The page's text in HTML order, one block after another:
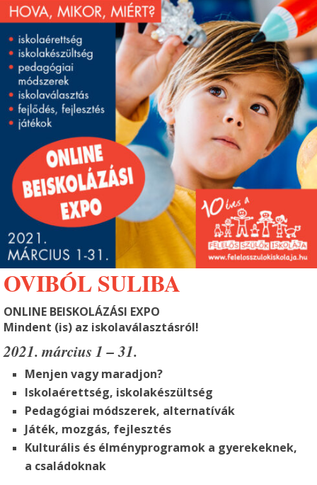
OVIBÓL SULIBA
ONLINE BEISKOLÁZÁSI EXPO
Mindent (is) az iskolaválasztásról!
2021. március 1 – 31.
Menjen vagy maradjon?
Iskolaérettség, iskolakészültség
Pedagógiai módszerek, alternatívák
Játék, mozgás, fejlesztés
Kulturális és élményprogramok a gyerekeknek,
a családoknak